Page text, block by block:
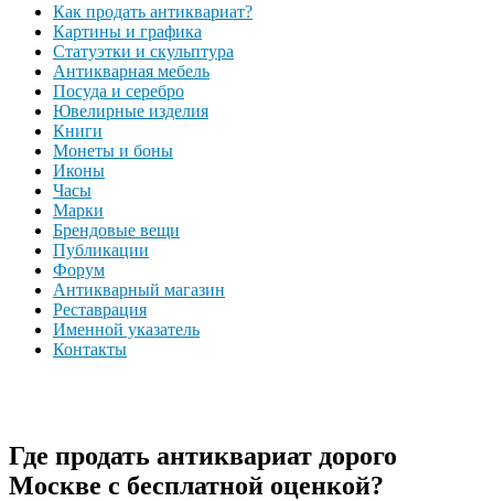
Как продать антиквариат?
Картины и графика
Статуэтки и скульптура
Антикварная мебель
Посуда и серебро
Ювелирные изделия
Книги
Монеты и боны
Иконы
Часы
Марки
Брендовые вещи
Публикации
Форум
Антикварный магазин
Реставрация
Именной указатель
Контакты
Где продать антиквариат дорого
Москве с бесплатной оценкой?